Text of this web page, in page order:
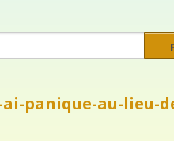
panique-au-lieu-